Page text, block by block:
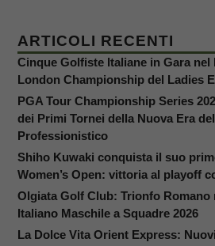
ARTICOLI RECENTI
Cinque Golfiste Italiane in Gara nel
London Championship del Ladies
PGA Tour Championship Series
dei Primi Tornei della Nuova Era
Professionistico
Shiho Kuwaki conquista il suo
Women’s Open: vittoria al playoff
Olgiata Golf Club: Trionfo Romano
Italiano Maschile a Squadre 2026
La Dolce Vita Orient Express: